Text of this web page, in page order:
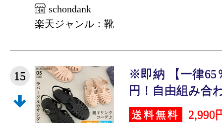
schondank
楽天ジャンル：靴
15
※即納 【一律65
円！自由組み合
送料無料 2,990